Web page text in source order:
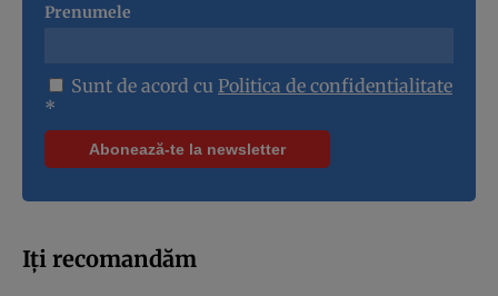
Prenumele
Sunt de acord cu Politica de confidentialitate
*
Iți recomandăm